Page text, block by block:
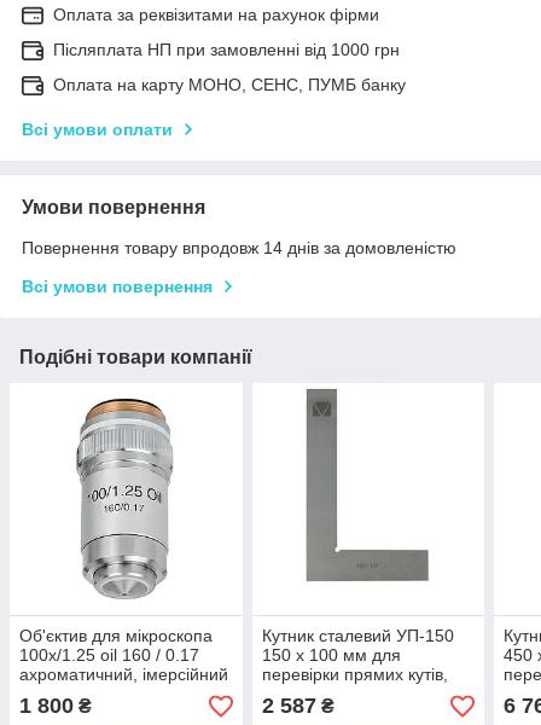
Оплата за реквізитами на рахунок фірми
Післяплата НП при замовленні від 1000 грн
Оплата на карту МОНО, СЕНС, ПУМБ банку
Всі умови оплати
Умови повернення
Повернення товару впродовж 14 днів за домовленістю
Всі умови повернення
Подібні товари компанії
Об'єктив для мікроскопа
100х/1.25 oil 160 / 0.17
ахроматичний, імерсійний
1 800 ₴
Кутник сталевий УП-150
150 х 100 мм для
перевірки прямих кутів,
кут 90°, держреєстр
№У1987-95, Україна
2 587₴
450
кут
6